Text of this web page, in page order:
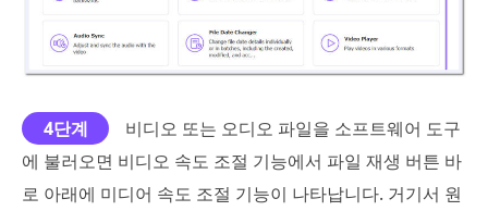
4단계
비디오 또는 오디오 파일을 소프트웨어 도구
에 불러오면 비디오 속도 조절 기능에서 파일 재생 버튼 바
로 아래에 미디어 속도 조절 기능이 나타납니다. 거기서 원